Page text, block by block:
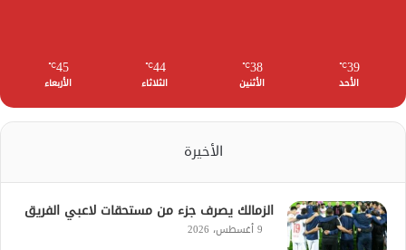
39
℃
الأحد
38
℃
الأثنين
44
℃
الثلاثاء
45
℃
الأربعاء
الأخيرة
الزمالك يصرف جزء من مستحقات لاعبي الفريق
9 أغسطس، 2026